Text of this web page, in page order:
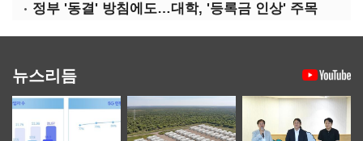
정부 '동결' 방침에도…대학, '등록금 인상' 주목
뉴스리듬